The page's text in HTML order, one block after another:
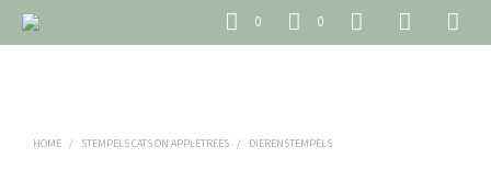
0 0
HOME / STEMPELS CATS ON APPLETREES / DIERENSTEMPELS